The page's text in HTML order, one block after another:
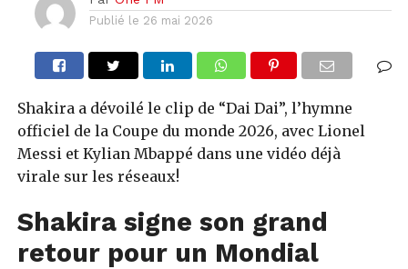
Publié le 26 mai 2026
Shakira a dévoilé le clip de “Dai Dai”, l’hymne
officiel de la Coupe du monde 2026, avec Lionel
Messi et Kylian Mbappé dans une vidéo déjà
virale sur les réseaux!
Shakira signe son grand
retour pour un Mondial